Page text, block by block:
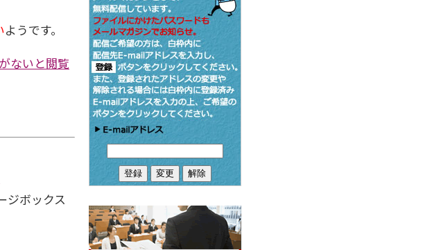
ようです。
ないと閲覧
ジボックス